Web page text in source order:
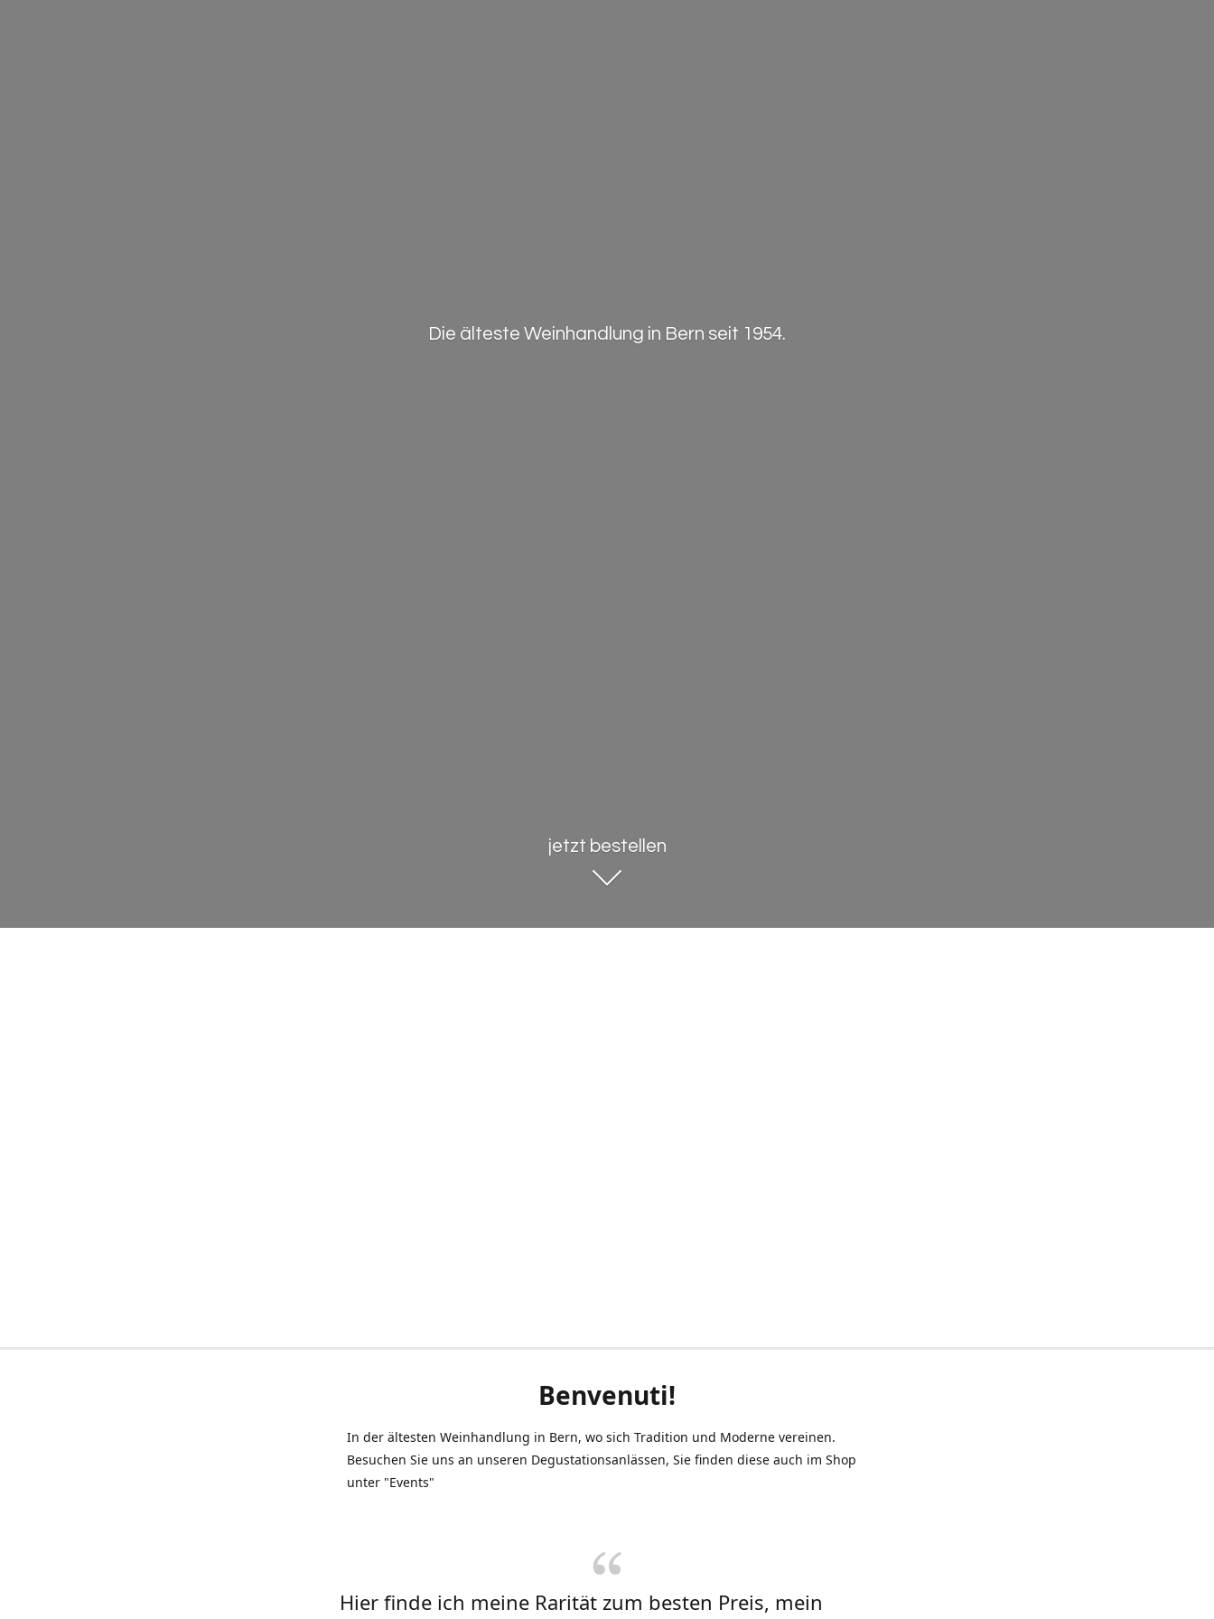
Die älteste Weinhandlung in Bern seit 1954.
jetzt bestellen
Benvenuti!
In der ältesten Weinhandlung in Bern, wo sich Tradition und Moderne vereinen.
Besuchen Sie uns an unseren Degustationsanlässen, Sie finden diese auch im Shop
unter "Events"
Hier finde ich meine Rarität zum besten Preis, mein